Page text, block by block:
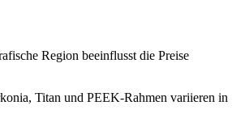
Region beeinflusst die Preise
Titan und PEEK-Rahmen variieren in